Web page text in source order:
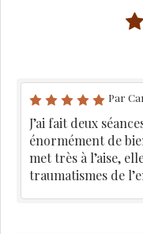
Par
J’ai fait deux
énormément de
met très à l’aise,
traumatismes de